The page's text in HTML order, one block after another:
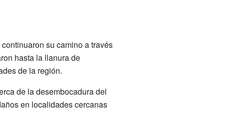
su camino a través
hasta la llanura de
de la región.
de la desembocadura del
en localidades cercanas